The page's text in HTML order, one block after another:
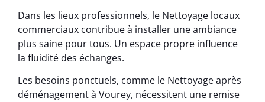
Dans les lieux professionnels, le Nettoyage locaux
commerciaux contribue à installer une ambiance
plus saine pour tous. Un espace propre influence
la fluidité des échanges.
Les besoins ponctuels, comme le Nettoyage après
déménagement à Vourey, nécessitent une remise